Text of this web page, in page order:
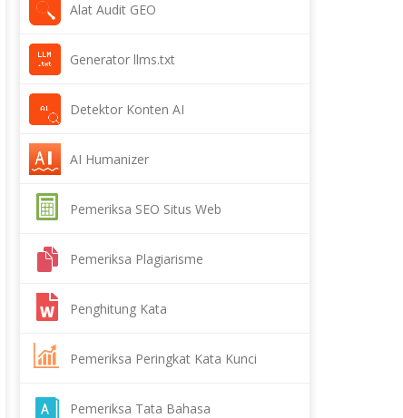
Alat Audit GEO
Generator llms.txt
Detektor Konten AI
AI Humanizer
Pemeriksa SEO Situs Web
Pemeriksa Plagiarisme
Penghitung Kata
Pemeriksa Peringkat Kata Kunci
Pemeriksa Tata Bahasa